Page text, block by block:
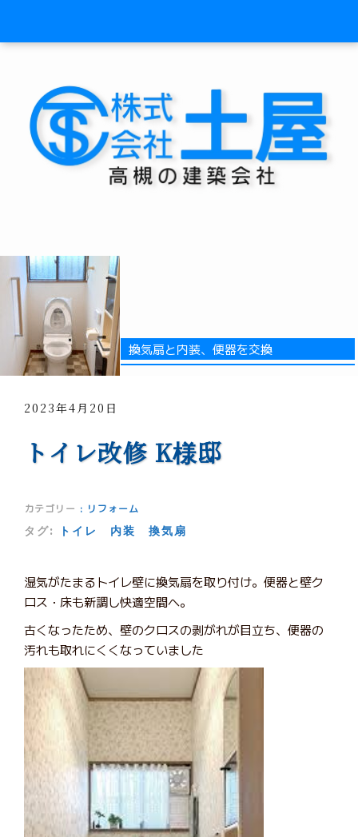
換気扇と内装、便器を交換
2023年4月20日
トイレ改修 K様邸
カテゴリー : リフォーム
タグ: トイレ 内装 換気扇
湿気がたまるトイレ壁に換気扇を取り付け。便器と壁ク
ロス・床も新調し快適空間へ。
古くなったため、壁のクロスの剥がれが目立ち、便器の
汚れも取れにくくなっていました